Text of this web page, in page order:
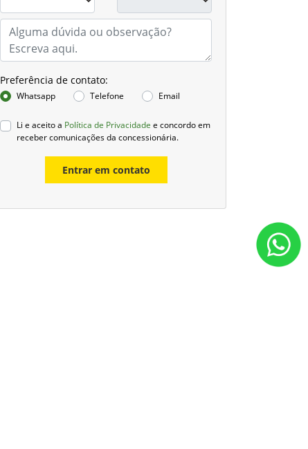
Preferência de contato:
Whatsapp Telefone Email
Li e aceito a Política de Privacidade e concordo em
receber comunicações da concessionária.
Entrar em contato